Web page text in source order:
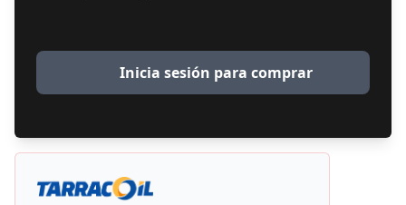
Inicia sesión para comprar